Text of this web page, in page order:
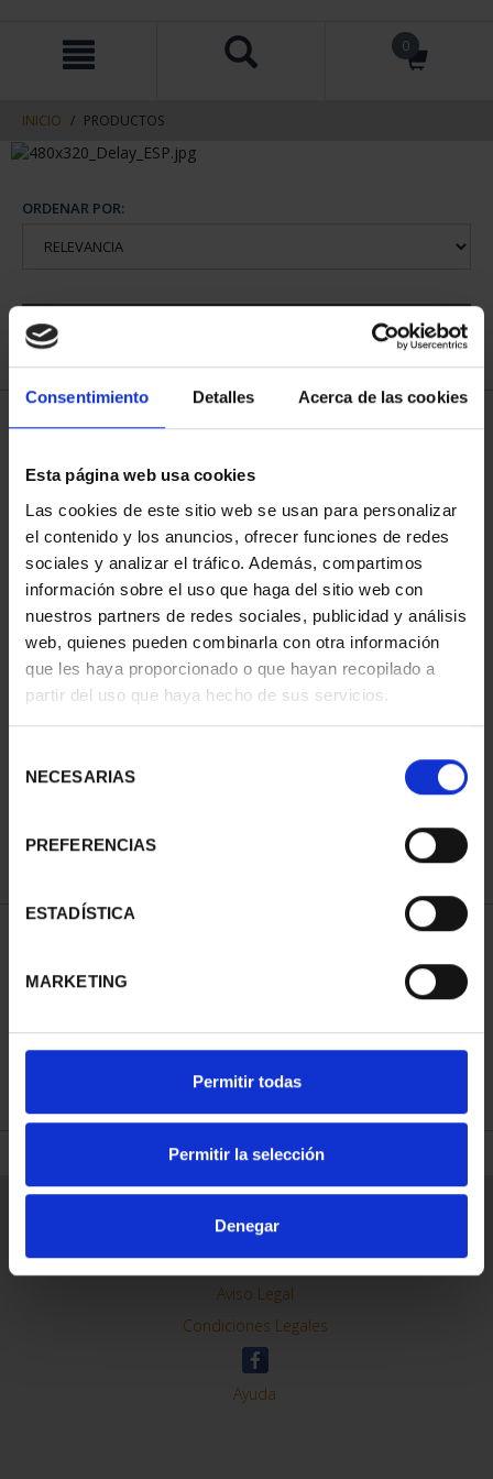
Consentimiento Detalles Acerca de las cookies
Esta página web usa cookies
Las cookies de este sitio web se usan para personalizar
el contenido y los anuncios, ofrecer funciones de redes
sociales y analizar el tráfico. Además, compartimos
información sobre el uso que haga del sitio web con
nuestros partners de redes sociales, publicidad y análisis
web, quienes pueden combinarla con otra información
que les haya proporcionado o que hayan recopilado a
partir del uso que haya hecho de sus servicios.
NECESARIAS
PREFERENCIAS
ESTADÍSTICA
MARKETING
Permitir todas
Permitir la selección
Denegar
contenido
navegacin
0
INICIO PRODUCTOS
ORDENAR POR:
1 Productos encontrados
140,00 €
REFINAR
Contacto
Preguntas Frequentes (FAQs)
Aviso Legal
Condiciones Legales
Ayuda